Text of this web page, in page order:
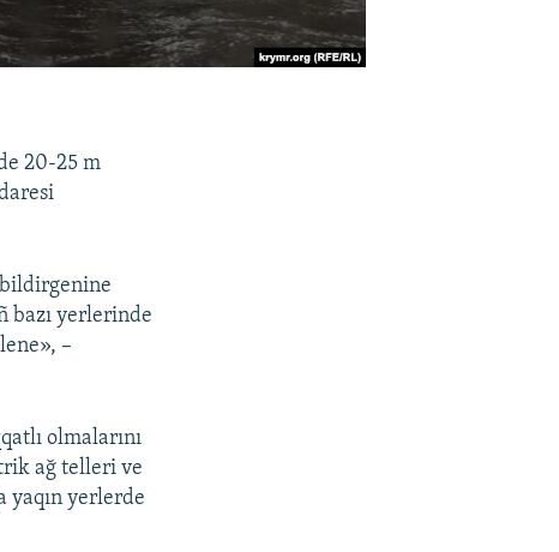
20-25 m
bazı yerlerinde
–
olmalarını
ağ telleri ve
yaqın yerlerde